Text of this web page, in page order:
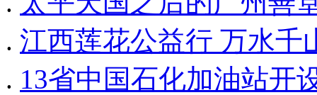
. 江西莲花公益行 万水
. 13省中国石化加油站开